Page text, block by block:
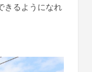
きるようになれ